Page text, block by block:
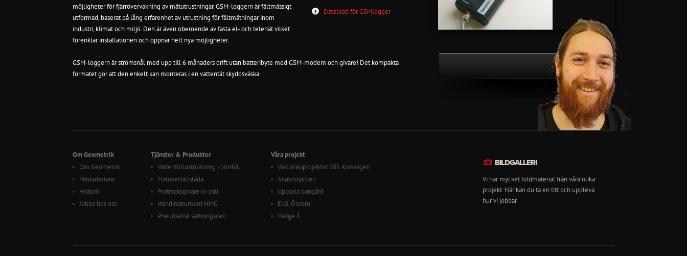
Datablad för GSMlogger
möjligheter för fjärrövervakning av mätutrustningar. GSM-loggern är fältmässigt
utformad, baserat på lång erfarenhet av utrustning för fältmätningar inom
industri, klimat och miljö. Den är även oberoende av fasta el- och telenät vilket
förenklar installationen och öppnar helt nya möjligheter.
GSM-loggern ärströmsnål med upp till 6 månaders drift utan batteribyte med GSM-modem och givare! Det kompakta
formatet gör att den enkelt kan monteras i en vattentät skyddsväska.
Om Geometrik
Om Geometrik
Medarbetare
Historik
Jobba hos oss
Tjänster & Produkter
Vattenförlustmätning i borrhål
Mätöverfallslåda
Portrycksgivare in-situ
Handinstrument HMG
Pneumatisk sättningscell
Våra projekt
Västlänksprojektet E05 Korsvägen
Älandsfjärden
Uppsala bangård
E18, Örebro
Helge Å
BILDGALLERI
Vi har mycket bildmaterial från våra olika
projekt. Här kan du ta en titt och uppleva
hur vi jobbar.